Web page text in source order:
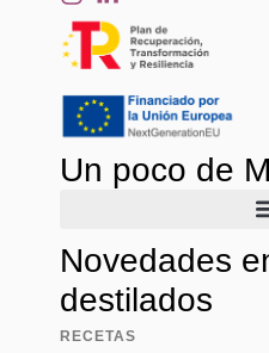
Un poco de
Novedades
destilados
RECETAS